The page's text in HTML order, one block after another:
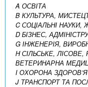
A ОСВІТА
B КУЛЬТУРА,
C СОЦІАЛЬНІ НАУКИ,
D БІЗНЕС,
G ІНЖЕНЕРІЯ,
H СІЛЬСЬКЕ,
ВЕТЕРИНАРНА
I ОХОРОНА
J ТРАНСПОРТ ТА